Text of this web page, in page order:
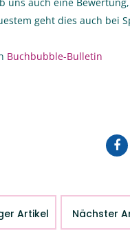
geht dies auch bei
Buchbubble-Bulletin
Artikel Nächster